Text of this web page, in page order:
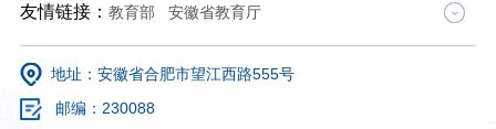
友情链接： 教育部
安徽省教育厅
中国高等教育学生信息网
中国大学MOOC
学习强国
地址：安徽省合肥市望江西路555号
邮编：230088